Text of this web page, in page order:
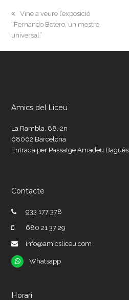
previous
post:
Vine a veure l’exposició
“Fernando Botero, un mestre
universal”
Amics del Liceu
La Rambla, 88, 2n
08002 Barcelona
Entrada per Passatge Amadeu Bagués
Contacte
933 177 378
680 21 37 29
info@amicsliceu.com
Whatsapp
Whatsapp
Horari